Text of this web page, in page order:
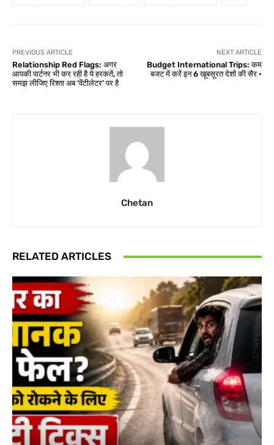
PREVIOUS ARTICLE
Relationship Red Flags: अगर
आपकी पार्टनर भी कर रही है ये हरकतें, तो
समझ लीजिए रिश्ता अब ‘वेंटीलेटर’ पर है
NEXT ARTICLE
Budget International Trips: कम
बजट में करें इन 6 खूबसूरत देशों की सैर •
Chetan
RELATED ARTICLES